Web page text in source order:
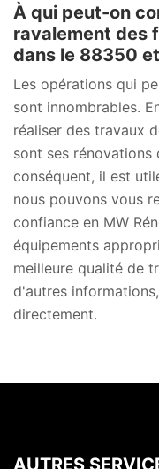
À qui peut-on
ravalement des
dans le 88350
Les opérations qui
sont innombrables.
réaliser des travaux
sont ses rénovations
conséquent, il est
nous pouvons vous
confiance en MW
équipements
meilleure qualité de
d'autres
directement.
AUTRES